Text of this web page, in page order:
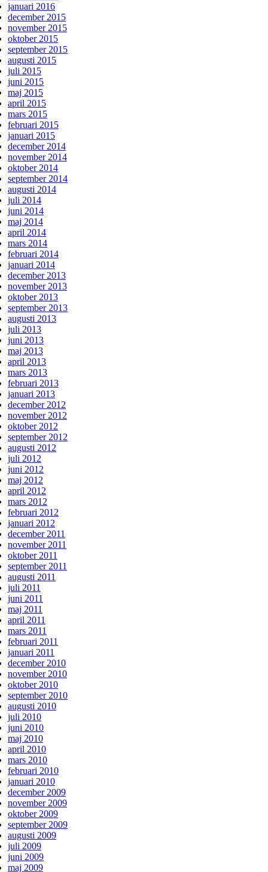
januari 2016
december 2015
november 2015
oktober 2015
september 2015
augusti 2015
juli 2015
juni 2015
maj 2015
april 2015
mars 2015
februari 2015
januari 2015
december 2014
november 2014
oktober 2014
september 2014
augusti 2014
juli 2014
juni 2014
maj 2014
april 2014
mars 2014
februari 2014
januari 2014
december 2013
november 2013
oktober 2013
september 2013
augusti 2013
juli 2013
juni 2013
maj 2013
april 2013
mars 2013
februari 2013
januari 2013
december 2012
november 2012
oktober 2012
september 2012
augusti 2012
juli 2012
juni 2012
maj 2012
april 2012
mars 2012
februari 2012
januari 2012
december 2011
november 2011
oktober 2011
september 2011
augusti 2011
juli 2011
juni 2011
maj 2011
april 2011
mars 2011
februari 2011
januari 2011
december 2010
november 2010
oktober 2010
september 2010
augusti 2010
juli 2010
juni 2010
maj 2010
april 2010
mars 2010
februari 2010
januari 2010
december 2009
november 2009
oktober 2009
september 2009
augusti 2009
juli 2009
juni 2009
maj 2009